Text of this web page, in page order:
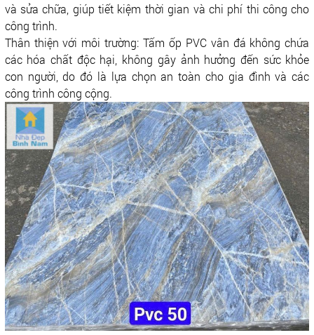
và sửa chữa, giúp tiết kiệm thời gian và chi phí thi công cho
công trình.
Thân thiện với môi trường: Tấm ốp PVC vân đá không chứa
các hóa chất độc hại, không gây ảnh hưởng đến sức khỏe
con người, do đó là lựa chọn an toàn cho gia đình và các
công trình công cộng.